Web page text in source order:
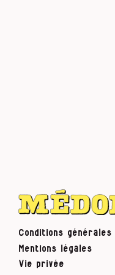
Conditions générales
Mentions légales
Vie privée